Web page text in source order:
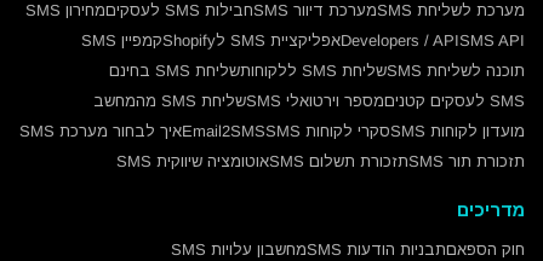
מערכת לשליחת SMS מערכת דיוור SMS חבילות SMS לעסקים
מחירון SMS
SMS API
Developers / APIאפליקציית SMS לShopify
קמפיין SMS
תוכנה לשליחת SMS
שליחת SMS ללקוחות
שליחת SMS בחינם
SMS לעסקים קטנים
מספר וירטואלי SMS
שליחת SMS מהמחשב
מועדון לקוחות SMS
סקרי לקוחות SMS Email2SMSאיך לבחור מערכת SMS
תזכורת תור SMS
תזכורת תשלום SMS אוטומציה שיווקית SMS
מדריכים
חוק הספאםתבניות הודעות SMS
מחשבון עלויות SMS